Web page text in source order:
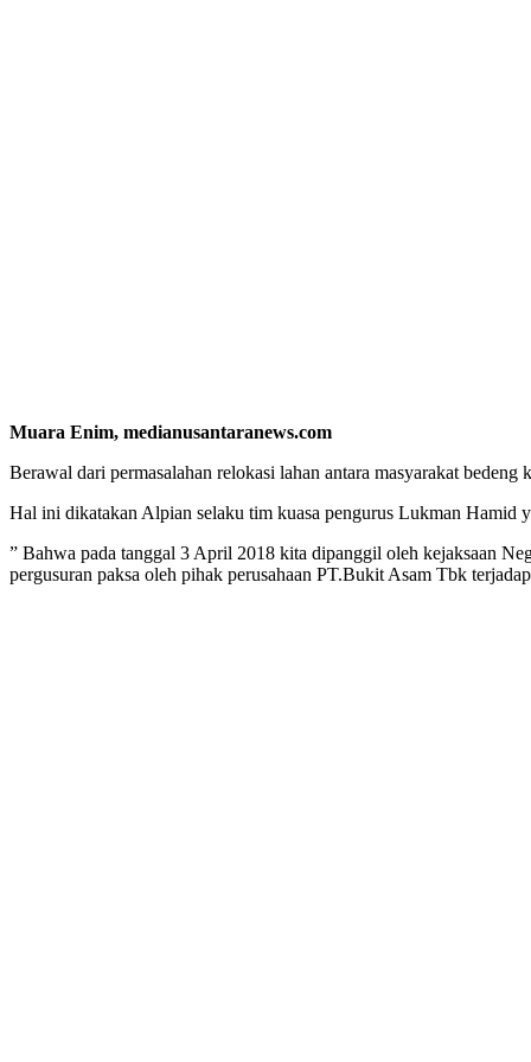
Muara Enim, medianusantaranews.com
Berawal dari permasalahan relokasi lahan antara masyarakat
Hal ini dikatakan Alpian selaku tim kuasa pengurus Lukman Hamid
” Bahwa pada tanggal 3 April 2018 kita dipanggil oleh kejaksaan
pergusuran paksa oleh pihak perusahaan PT.Bukit Asam Tbk